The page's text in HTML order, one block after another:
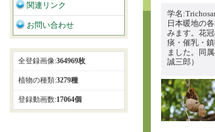
学名
日本暖地の
みます。花
痰・催乳・
ました。同
誠三郎）
関連リンク
お問い合わせ
全登録画像:364969枚
植物の種類:3279種
登録動画数:17064個